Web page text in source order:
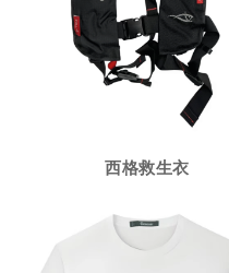
西格救生衣